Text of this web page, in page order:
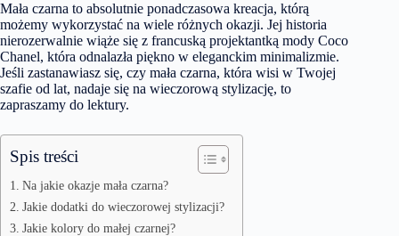
Mała czarna to absolutnie ponadczasowa kreacja, którą
możemy wykorzystać na wiele różnych okazji. Jej historia
nierozerwalnie wiąże się z francuską projektantką mody Coco
Chanel, która odnalazła piękno w eleganckim minimalizmie.
Jeśli zastanawiasz się, czy mała czarna, która wisi w Twojej
szafie od lat, nadaje się na wieczorową stylizację, to
zapraszamy do lektury.
Spis treści
Na jakie okazje mała czarna?
Jakie dodatki do wieczorowej stylizacji?
Jakie kolory do małej czarnej?